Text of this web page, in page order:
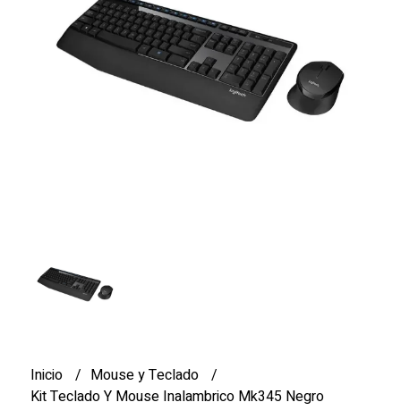
Inicio
Mouse y Teclado
Kit Teclado Y Mouse Inalambrico Mk345 Negro